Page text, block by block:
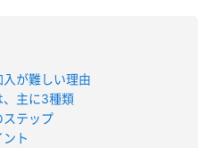
が難しい理由
、主に3種類
ステップ
ト